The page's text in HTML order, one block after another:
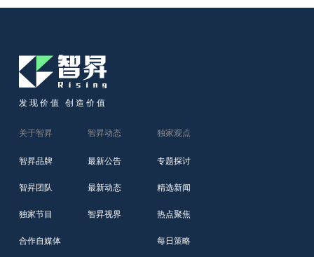
发现价值 创造价值
关于智昇
智昇品牌
智昇团队
独家节目
合作自媒体
智昇动态
最新公告
最新动态
智昇视界
独家观点
专题探讨
精选新闻
热点聚焦
每日策略